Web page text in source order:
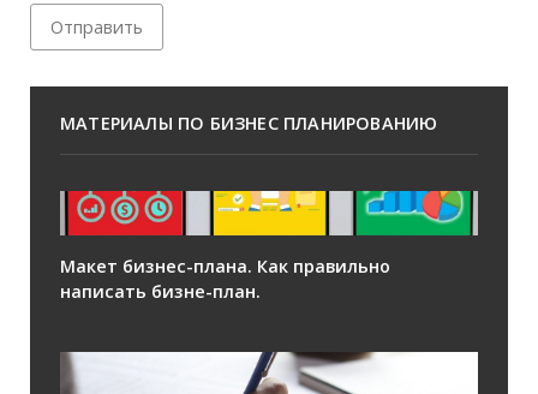
МАТЕРИАЛЫ ПО БИЗНЕС ПЛАНИРОВАНИЮ
Макет бизнес-плана. Как правильно
написать бизне-план.